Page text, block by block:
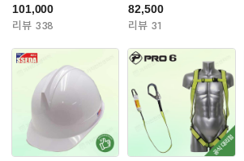
101,000
리뷰 338
82,500
리뷰 31